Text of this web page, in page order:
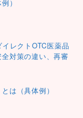
）
レクトOTC医薬品
全対策の違い、再審
は（具体例）